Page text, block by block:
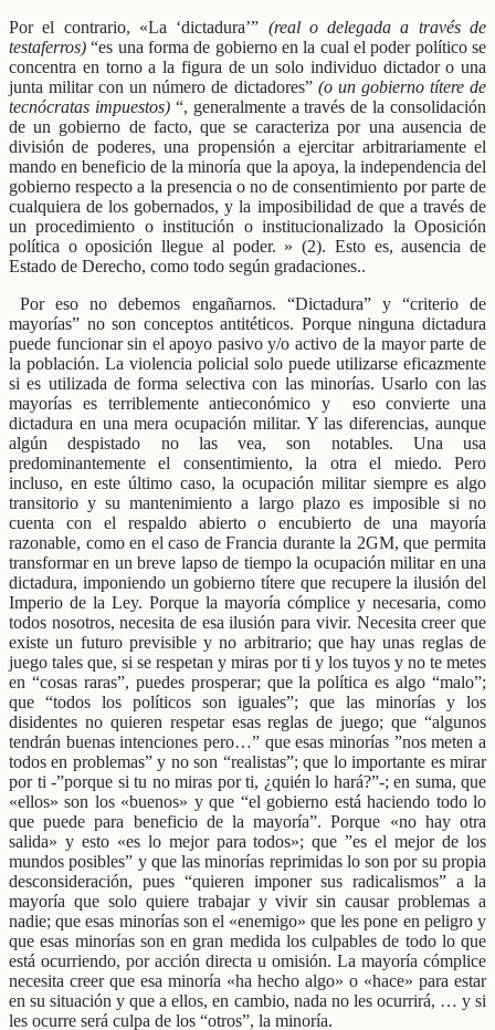
Por el contrario, «La ‘dictadura’” (real o delegada a través de
testaferros) “es una forma de gobierno en la cual el poder político se
concentra en torno a la figura de un solo individuo dictador o una
junta militar con un número de dictadores” (o un gobierno títere de
tecnócratas impuestos)“, generalmente a través de la consolidación
de un gobierno de facto, que se caracteriza por una ausencia de
división de poderes, una propensión a ejercitar arbitrariamente el
mando en beneficio de la minoría que la apoya, la independencia del
gobierno respecto a la presencia o no de consentimiento por parte de
cualquiera de los gobernados, y la imposibilidad de que a través de
un procedimiento o institución o institucionalizado la Oposición
política o oposición llegue al poder. » (2). Esto es, ausencia de
Estado de Derecho, como todo según gradaciones..
Por eso no debemos engañarnos. “Dictadura” y “criterio de
mayorías” no son conceptos antitéticos. Porque ninguna dictadura
puede funcionar sin el apoyo pasivo y/o activo de la mayor parte de
la población. La violencia policial solo puede utilizarse eficazmente
si es utilizada de forma selectiva con las minorías. Usarlo con las
mayorías es terriblemente antieconómico y eso convierte una
dictadura en una mera ocupación militar. Y las diferencias, aunque
algún despistado no las vea, son notables. Una usa
predominantemente el consentimiento, la otra el miedo. Pero
incluso, en este último caso, la ocupación militar siempre es algo
transitorio y su mantenimiento a largo plazo es imposible si no
cuenta con el respaldo abierto o encubierto de una mayoría
razonable, como en el caso de Francia durante la 2GM, que permita
transformar en un breve lapso de tiempo la ocupación militar en una
dictadura, imponiendo un gobierno títere que recupere la ilusión del
Imperio de la Ley. Porque la mayoría cómplice y necesaria, como
todos nosotros, necesita de esa ilusión para vivir. Necesita creer que
existe un futuro previsible y no arbitrario; que hay unas reglas de
juego tales que, si se respetan y miras por ti y los tuyos y no te metes
en “cosas raras”, puedes prosperar; que la política es algo “malo”;
que “todos los políticos son iguales”; que las minorías y los
disidentes no quieren respetar esas reglas de juego; que “algunos
tendrán buenas intenciones pero…” que esas minorías ”nos meten a
todos en problemas” y no son “realistas”; que lo importante es mirar
por ti -”porque si tu no miras por ti, ¿quién lo hará?”-; en suma, que
«ellos» son los «buenos» y que “el gobierno está haciendo todo lo
que puede para beneficio de la mayoría”. Porque «no hay otra
salida» y esto «es lo mejor para todos»; que ”es el mejor de los
mundos posibles” y que las minorías reprimidas lo son por su propia
desconsideración, pues “quieren imponer sus radicalismos” a la
mayoría que solo quiere trabajar y vivir sin causar problemas a
nadie; que esas minorías son el «enemigo» que les pone en peligro y
que esas minorías son en gran medida los culpables de todo lo que
está ocurriendo, por acción directa u omisión. La mayoría cómplice
necesita creer que esa minoría «ha hecho algo» o «hace» para estar
en su situación y que a ellos, en cambio, nada no les ocurrirá, … y si
les ocurre será culpa de los “otros”, la minoría.